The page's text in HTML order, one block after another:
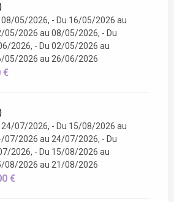
05/2026, - Du 16/05/2026 au
05/2026 au 08/05/2026, - Du
2026, - Du 02/05/2026 au
05/2026 au 26/06/2026
€
07/2026, - Du 15/08/2026 au
07/2026 au 24/07/2026, - Du
2026, - Du 15/08/2026 au
08/2026 au 21/08/2026
€